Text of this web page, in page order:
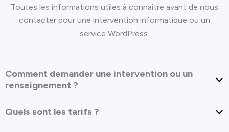
Toutes les informations utiles à connaître avant de nous
contacter pour une intervention informatique ou un
service WordPress.
Comment demander une intervention ou un
renseignement ?
Quels sont les tarifs ?